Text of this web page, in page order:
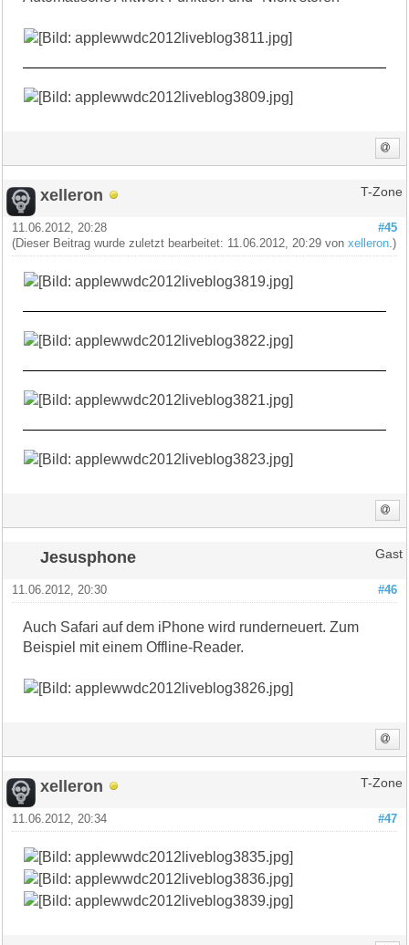
xelleron T-Zone
#45
11.06.2012, 20:28
(Dieser Beitrag wurde zuletzt bearbeitet: 11.06.2012, 20:29 vonxelleron .)
Jesusphone Gast
#46
11.06.2012, 20:30
Auch Safari auf dem iPhone wird runderneuert. Zum
Beispiel mit einem Offline-Reader.
xelleron T-Zone
#47
11.06.2012, 20:34